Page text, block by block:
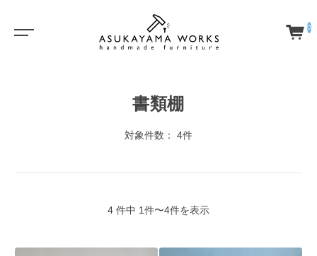
0
書類棚
対象件数： 4件
4 件中 1件〜4件を表示